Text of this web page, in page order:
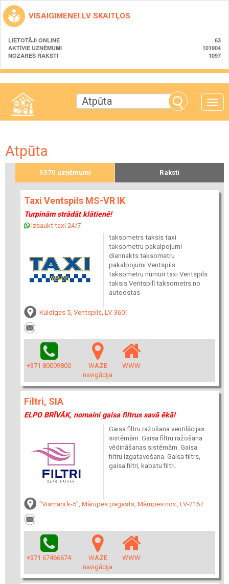
VISAIGIMENEI.LV SKAITĻOS
LIETOTĀJI ONLINE
63
AKTĪVIE UZŅĒMUMI
101904
NOZARES RAKSTI
1097
Toggle
Atpūta
5370 uzņēmumi Raksti
Taxi Ventspils MS-VR IK
Turpinām strādāt klātienē!
Izsaukt taxi 24/7
taksometrs taksis taxi
taksometru pakalpojumi
diennakts taksometru
pakalpojumi Ventspils
taksometru numuri taxi Ventspils
taksis Ventspilī taksometrs no
autoostas
Kuldīgas 5, Ventspils, LV-3601
+371 80009800
WAZE
navigācija
WWW
Filtri, SIA
ELPO BRĪVĀK, nomaini gaisa filtrus savā ēkā!
Gaisa filtru ražošana ventilācijas
sistēmām. Gaisa filtru ražošana
vēdināšanas sistēmām. Gaisa
filtru izgatavošana. Gaisa filtrs,
gaisa filtri, kabatu filtri.
"Vismaņi k-5", Mārupes pagasts, Mārupes nov., LV-2167
+371 67466674
WAZE
navigācija
WWW